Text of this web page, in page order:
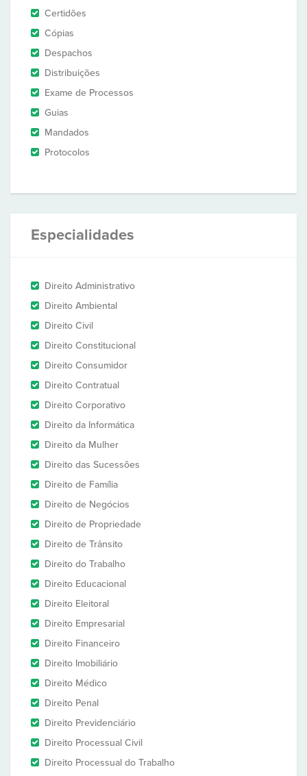
Certidões
Cópias
Despachos
Distribuições
Exame de Processos
Guias
Mandados
Protocolos
Especialidades
Direito Administrativo
Direito Ambiental
Direito Civil
Direito Constitucional
Direito Consumidor
Direito Contratual
Direito Corporativo
Direito da Informática
Direito da Mulher
Direito das Sucessões
Direito de Família
Direito de Negócios
Direito de Propriedade
Direito de Trânsito
Direito do Trabalho
Direito Educacional
Direito Eleitoral
Direito Empresarial
Direito Financeiro
Direito Imobiliário
Direito Médico
Direito Penal
Direito Previdenciário
Direito Processual Civil
Direito Processual do Trabalho